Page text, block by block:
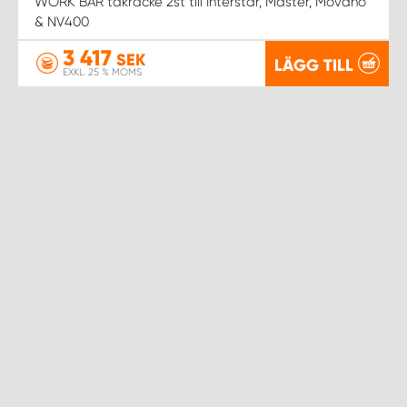
& NV400
3 417 SEK
EXKL. 25 % MOMS LÄGG TILL